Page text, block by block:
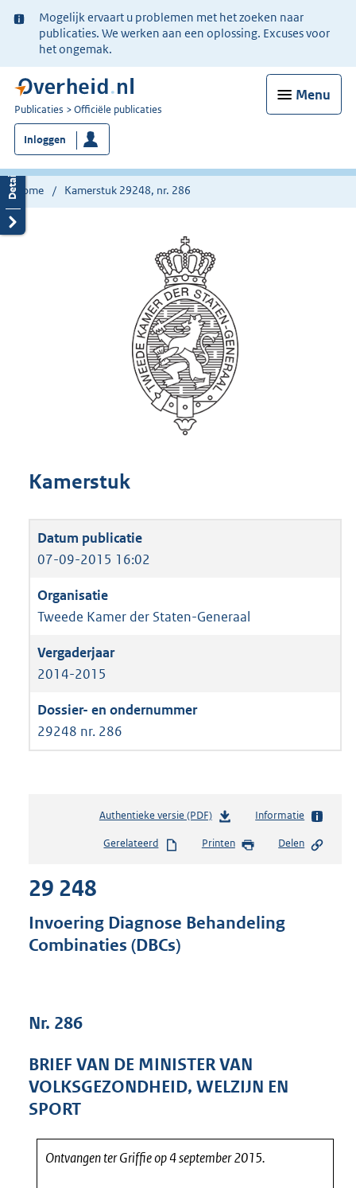
Ter
informatie:
Mogelijk ervaart u problemen met het zoeken naar
publicaties. We werken aan een oplossing. Excuses voor
het ongemak.
Menu
U
bent
nu
hier:
Publicaties Officiële publicaties
Inloggen
Home Kamerstuk 29248, nr. 286
Kamerstuk
07-09-2015 16:02
Tweede Kamer der Staten-Generaal
2014-2015
29248 nr. 286
Authentieke versie (PDF)b
s
s
:
4
Informatie
Gerelateerd Printen Delen
29 248
Invoering Diagnose Behandeling
Combinaties (DBCs)
Nr. 286
BRIEF VAN DE MINISTER VAN
VOLKSGEZONDHEID, WELZIJN EN
SPORT
Ontvangen ter Griffie op 4 september 2015.